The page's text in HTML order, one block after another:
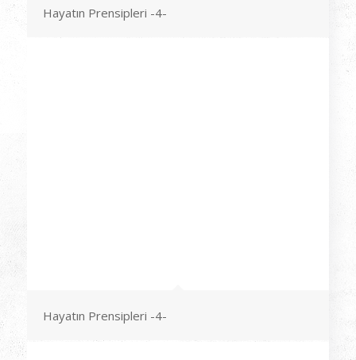
Hayatın Prensipleri -4-
Hayatın Prensipleri -4-